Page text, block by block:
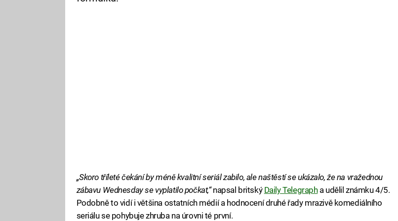
„Skoro tříleté čekání by méně kvalitní seriál zabilo, ale naštěstí se ukázalo, že na vražednou
zábavu Wednesday se vyplatilo počkat,“napsal britský Daily Telegrapha udělil známku 4/5.
Podobně to vidí i většina ostatních médií a hodnocení druhé řady mrazivě komediálního
seriálu se pohybuje zhruba na úrovni té první.